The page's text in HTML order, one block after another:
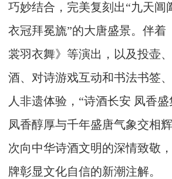
巧妙结合，完美复刻出“九天阊
衣冠拜冕旒”的大唐盛景。伴着
裳羽衣舞》等演出，以及投壶
酒、对诗游戏互动和书法书签
人非遗体验，“诗酒长安 凤香
凤香醇厚与千年盛唐气象交相
次向中华诗酒文明的深情致敬
牌彰显文化自信的新潮注解。